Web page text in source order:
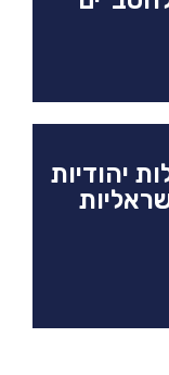
יהודיות